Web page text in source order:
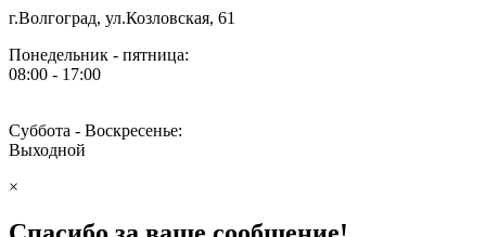
г.Волгоград, ул.Козловская, 61
Понедельник - пятница:
08:00 - 17:00
Суббота - Воскресенье:
Выходной
×